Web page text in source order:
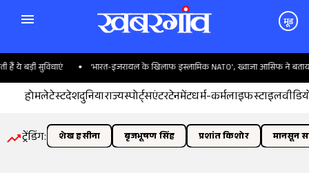
मूड
ये बड़ी सुविधाएं 'भारत-इजरायल के खिलाफ इस्लामिक NATO', ख्वाजा आसिफ ने बताया
होमलेटेस्टदेशदुनियाराज्यस्पोर्ट्सएंटरटेनमेंटधर्म-कर्मलाइफस्टाइल
ट्रेंडिंग: शेख हसीना बृजभूषण सिंह प्रशांत किशोर मानसून